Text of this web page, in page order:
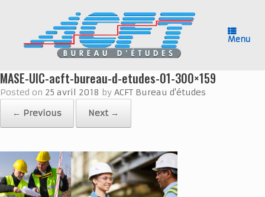
Menu
MASE-UIC-acft-bureau-d-etudes-01-300×159
Posted on 25 avril 2018 by ACFT Bureau d'études
← Previous
Next →